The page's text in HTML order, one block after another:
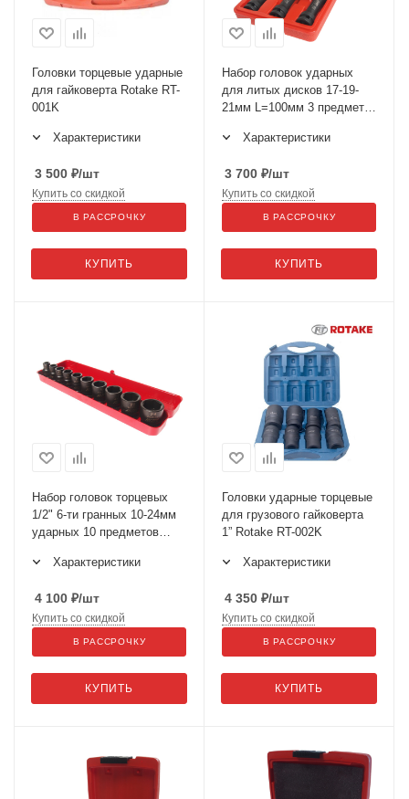
Головки торцевые ударные
для гайковерта Rotake RT-
001K
Характеристики
3 500 ₽/шт
КУПИТЬ
Купить со скидкой
В РАССРОЧКУ
Набор головок ударных
для литых дисков 17-19-
21мм L=100мм 3 предмета
Характеристики
3 700 ₽/шт
КУПИТЬ
Купить со скидкой
В РАССРОЧКУ
Набор головок торцевых
1/2" 6-ти гранных 10-24мм
ударных 10 предметов
Характеристики
4 100 ₽/шт
КУПИТЬ
Купить со скидкой
В РАССРОЧКУ
Головки ударные торцевые
для грузового гайковерта
1” Rotake RT-002K
Характеристики
4 350 ₽/шт
КУПИТЬ
Купить со скидкой
В РАССРОЧКУ